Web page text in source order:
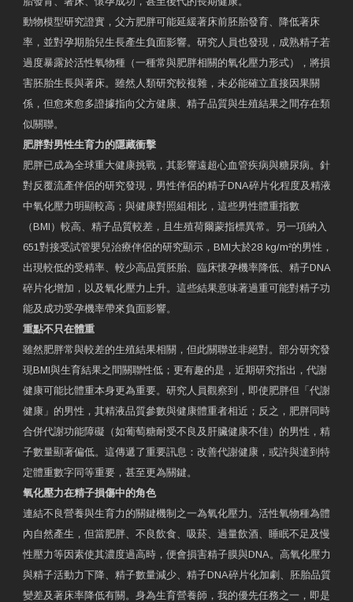
動物模型研究證實，父方肥胖可能延緩著床前胚胎發育、降低著床
率，並對孕期胎兒生長產生負面影響。研究人員也發現，成熟精子若
過度暴露於活性氧物種（一種常與肥胖相關的氧化壓力形式），將損
害胚胎生長與著床。雖然人類研究較複雜，未必能確立直接因果關
係，但愈來愈多證據指向父方健康、精子品質與生殖結果之間存在類
似關聯。
肥胖對男性生育力的隱藏衝擊
肥胖已成為全球重大健康挑戰，其影響遠超心血管疾病與糖尿病。針
對反覆流產伴侶的研究發現，男性伴侶的精子DNA碎片化程度及精液
中氧化壓力明顯較高；與健康對照組相比，這些男性體重指數
（BMI）較高、精子品質較差，且生殖荷爾蒙指標異常。另一項納入
651對接受試管嬰兒治療伴侶的研究顯示，BMI大於28 kg/m²的男性，
出現較低的受精率、較少高品質胚胎、臨床懷孕機率降低、精子DNA
碎片化增加，以及氧化壓力上升。這些結果意味著過重可能對精子功
能及成功受孕機率帶來負面影響。
重點不只在體重
雖然肥胖常與較差的生殖結果相關，但此關聯並非絕對。部分研究發
現BMI與生育結果之間關聯性低；更有趣的是，近期研究指出，代謝
健康可能比體重本身更為重要。研究人員觀察到，即使肥胖但「代謝
健康」的男性，其精液品質參數與健康體重者相近；反之，肥胖同時
合併代謝功能障礙（如葡萄糖耐受不良及肝臟健康不佳）的男性，精
子數量顯著偏低。這傳遞了重要訊息：改善代謝健康，或許與達到特
定體重數字同等重要，甚至更為關鍵。
氧化壓力在精子損傷中的角色
連結不良營養與生育力的關鍵機制之一為氧化壓力。活性氧物種為體
內自然產生，但當肥胖、不良飲食、吸菸、過量飲酒、睡眠不足及慢
性壓力等因素使其濃度過高時，便會損害精子膜與DNA。高氧化壓力
與精子活動力下降、精子數量減少、精子DNA碎片化加劇、胚胎品質
變差及著床率降低有關。身為生育營養師，我的優先任務之一，即是